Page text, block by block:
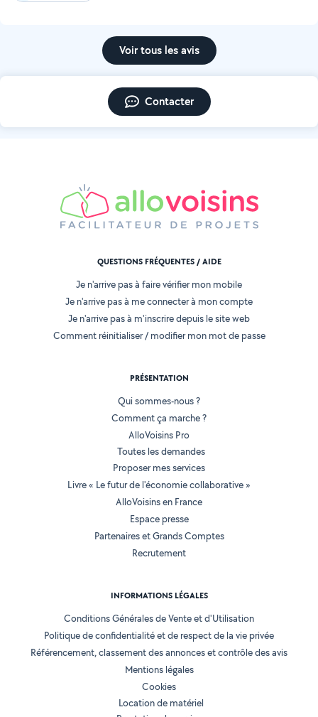
Voir tous les avis
Contacter
QUESTIONS FRÉQUENTES / AIDE
Je n'arrive pas à faire vérifier mon mobile
Je n'arrive pas à me connecter à mon compte
Je n'arrive pas à m'inscrire depuis le site web
Comment réinitialiser / modifier mon mot de passe
PRÉSENTATION
Qui sommes-nous ?
Comment ça marche ?
AlloVoisins Pro
Toutes les demandes
Proposer mes services
Livre « Le futur de l'économie collaborative »
AlloVoisins en France
Espace presse
Partenaires et Grands Comptes
Recrutement
INFORMATIONS LÉGALES
Conditions Générales de Vente et d'Utilisation
Politique de confidentialité et de respect de la vie privée
Référencement, classement des annonces et contrôle des avis
Mentions légales
Cookies
Location de matériel